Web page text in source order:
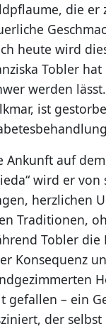
die er
heute wird
Tobler
werden
ist
Ankunft auf
wird er
herzlichen
Traditionen,
Tobler die
Konsequenz
gefallen – ein
der